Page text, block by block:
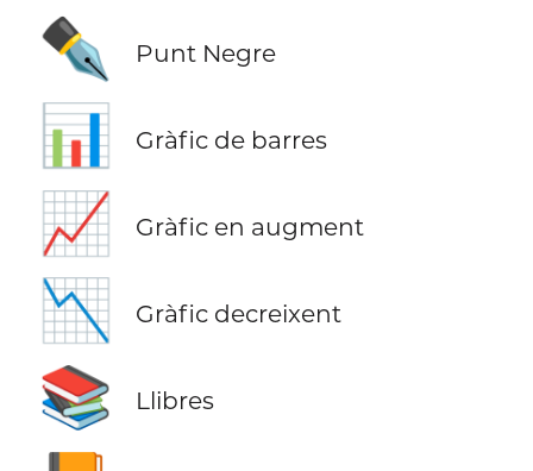
✒️ Punt Negre
📊 Gràfic de barres
📈 Gràfic en augment
📉 Gràfic decreixent
📚 Llibres